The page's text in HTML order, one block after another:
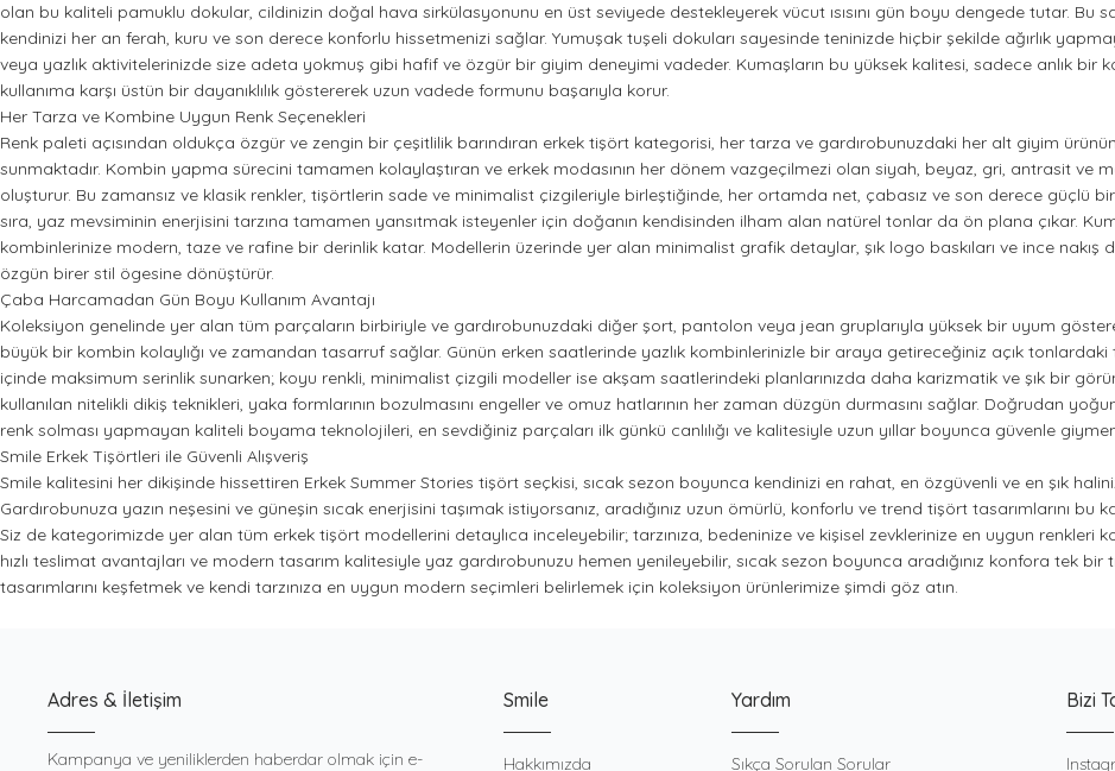
olan bu kaliteli pamuklu dokular, cildinizin doğal hava sirkülasyonunu en üst seviyede destekleyerek vücut ısısını gün boyu dengede tutar. Bu
kendinizi her an ferah, kuru ve son derece konforlu hissetmenizi sağlar. Yumuşak tuşeli dokuları sayesinde teninizde hiçbir şekilde ağırlık
veya yazlık aktivitelerinizde size adeta yokmuş gibi hafif ve özgür bir giyim deneyimi vadeder. Kumaşların bu yüksek kalitesi, sadece anlık bir
kullanıma karşı üstün bir dayanıklılık göstererek uzun vadede formunu başarıyla korur.
Her Tarza ve Kombine Uygun Renk Seçenekleri
Renk paleti açısından oldukça özgür ve zengin bir çeşitlilik barındıran erkek tişört kategorisi, her tarza ve gardırobunuzdaki her alt giyim
sunmaktadır. Kombin yapma sürecini tamamen kolaylaştıran ve erkek modasının her dönem vazgeçilmezi olan siyah, beyaz, gri, antrasit ve
oluşturur. Bu zamansız ve klasik renkler, tişörtlerin sade ve minimalist çizgileriyle birleştiğinde, her ortamda net, çabasız ve son derece güçlü
sıra, yaz mevsiminin enerjisini tarzına tamamen yansıtmak isteyenler için doğanın kendisinden ilham alan natürel tonlar da ön plana çıkar.
kombinlerinize modern, taze ve rafine bir derinlik katar. Modellerin üzerinde yer alan minimalist grafik detaylar, şık logo baskıları ve ince nakış
özgün birer stil ögesine dönüştürür.
Çaba Harcamadan Gün Boyu Kullanım Avantajı
Koleksiyon genelinde yer alan tüm parçaların birbiriyle ve gardırobunuzdaki diğer şort, pantolon veya jean gruplarıyla yüksek bir uyum
büyük bir kombin kolaylığı ve zamandan tasarruf sağlar. Günün erken saatlerinde yazlık kombinlerinizle bir araya getireceğiniz açık tonlardaki
içinde maksimum serinlik sunarken; koyu renkli, minimalist çizgili modeller ise akşam saatlerindeki planlarınızda daha karizmatik ve şık bir
kullanılan nitelikli dikiş teknikleri, yaka formlarının bozulmasını engeller ve omuz hatlarının her zaman düzgün durmasını sağlar. Doğrudan
renk solması yapmayan kaliteli boyama teknolojileri, en sevdiğiniz parçaları ilk günkü canlılığı ve kalitesiyle uzun yıllar boyunca güvenle
Smile Erkek Tişörtleri ile Güvenli Alışveriş
Smile kalitesini her dikişinde hissettiren Erkek Summer Stories tişört seçkisi, sıcak sezon boyunca kendinizi en rahat, en özgüvenli ve en şık
Gardırobunuza yazın neşesini ve güneşin sıcak enerjisini taşımak istiyorsanız, aradığınız uzun ömürlü, konforlu ve trend tişört tasarımlarını bu
Siz de kategorimizde yer alan tüm erkek tişört modellerini detaylıca inceleyebilir; tarzınıza, bedeninize ve kişisel zevklerinize en uygun renkleri
hızlı teslimat avantajları ve modern tasarım kalitesiyle yaz gardırobunuzu hemen yenileyebilir, sıcak sezon boyunca aradığınız konfora tek
tasarımlarını keşfetmek ve kendi tarzınıza en uygun modern seçimleri belirlemek için koleksiyon ürünlerimize şimdi göz atın.
Adres & İletişim
Kampanya ve yeniliklerden haberdar olmak için e-
Smile
Hakkımızda
Yardım
Sıkça Sorulan Sorular
Bizi